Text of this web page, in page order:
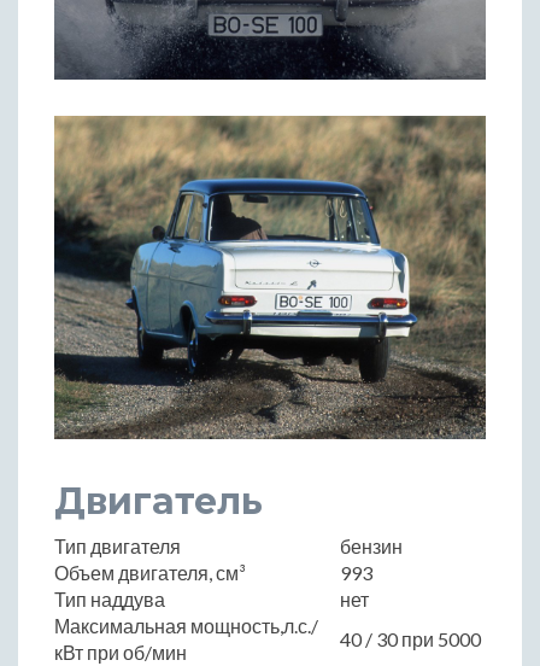
Двигатель
Тип двигателя
бензин
Объем двигателя, см³
993
Тип наддува
нет
Максимальная мощность,л.с./
кВт при об/мин
40 / 30 при 5000